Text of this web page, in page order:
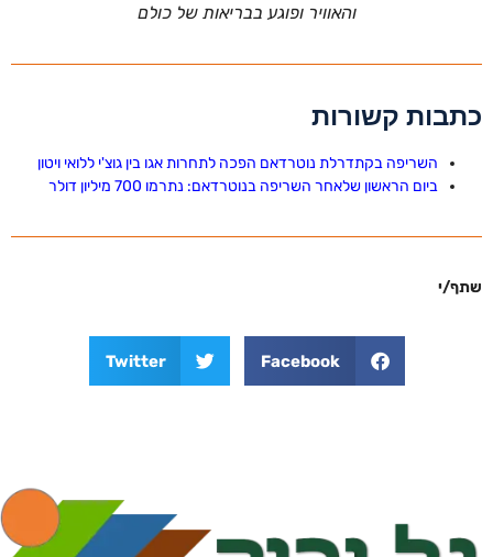
והאוויר ופוגע בבריאות של כולם
כתבות קשורות
השריפה בקתדרלת נוטרדאם הפכה לתחרות אגו בין גוצ'י ללואי ויטון
ביום הראשון שלאחר השריפה בנוטרדאם: נתרמו 700 מיליון דולר
שתף/י
Facebook
Twitter